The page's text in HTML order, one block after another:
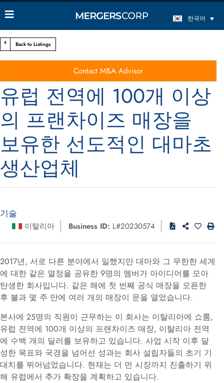
한국어
Back to Listings
Contact M&A Advisor
유럽 전역에 100개 이상
의 프랜차이즈 매장을
보유한 선도적인 대마초
생산업체
기술
이탈리아 Business ID: L#20230574
2017년, 서로 다른 분야에서 일했지만 대마와 그 무한한 세계
에 대한 같은 열정을 공유한 9명의 멤버가 아이디어를 모아
탄생한 회사입니다. 같은 해에 첫 번째 공식 매장을 오픈한
후 불과 몇 주 만에 여러 개의 매장이 문을 열었습니다.
본사에 25명의 직원이 근무하는 이 회사는 이탈리아에 쇼룸,
유럽 전역에 100개 이상의 프랜차이즈 매장, 이탈리아 전역
에 수백 개의 딜러를 보유하고 있습니다. 사업 시작 이후 달
성한 목표와 국경을 넘어선 성과는 회사 설립자들의 초기 기
대치를 뛰어넘었습니다. 현재는 더 먼 시장까지 진출하기 위
해 유럽에서 추가 확장을 계획하고 있습니다.